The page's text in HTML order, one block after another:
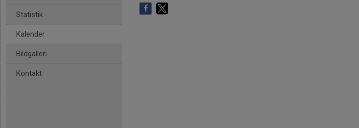
Statistik
Kalender
Bildgalleri
Kontakt